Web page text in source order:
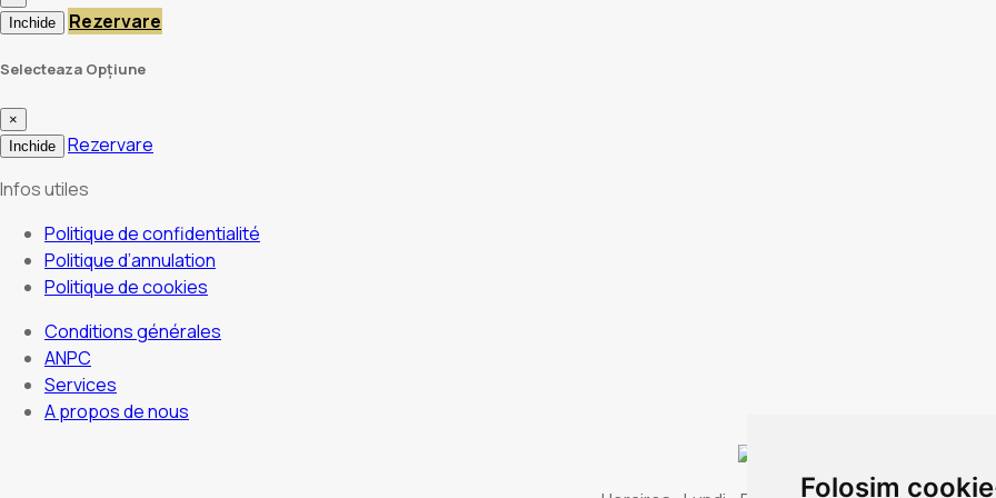
Folosim
Inchide
Rezervare
Selecteaza Opțiune
×
Inchide
Rezervare
Infos utiles
Politique de confidentialité
Politique d’annulation
Politique de cookies
Conditions générales
ANPC
Services
A propos de nous